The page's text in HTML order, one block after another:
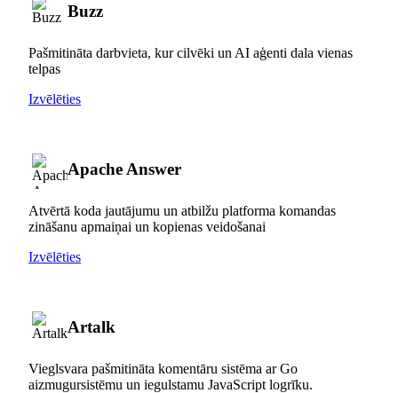
Buzz
Pašmitināta darbvieta, kur cilvēki un AI aģenti dala vienas
telpas
Izvēlēties
Apache Answer
Atvērtā koda jautājumu un atbilžu platforma komandas
zināšanu apmaiņai un kopienas veidošanai
Izvēlēties
Artalk
Vieglsvara pašmitināta komentāru sistēma ar Go
aizmugursistēmu un iegulstamu JavaScript logrīku.